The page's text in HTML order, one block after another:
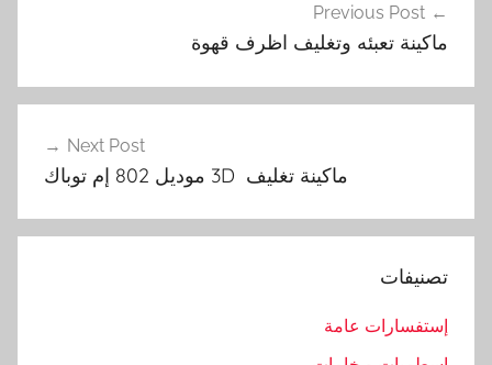
م
ا
ل
ي
ف
المقالات
Previous Post
ماكينة تعبئه وتغليف اظرف قهوة
Next Post
ماكينة تغليف 3D موديل 802 إم توباك
تصنيفات
إستفسارات عامة